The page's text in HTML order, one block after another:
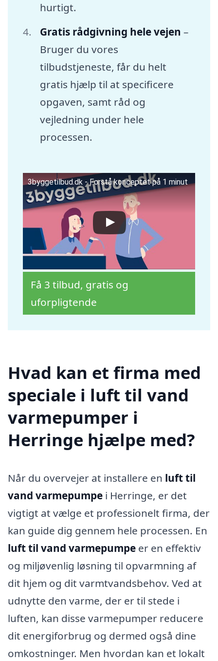
hurtigt.
Gratis rådgivning hele vejen –
Bruger du vores
tilbudstjeneste, får du helt
gratis hjælp til at specificere
opgaven, samt råd og
vejledning under hele
processen.
3byggetilbud.dk - Forstå konceptet på 1 minut
Få 3 tilbud, gratis og
uforpligtende
Hvad kan et firma med
speciale i luft til vand
varmepumper i
Herringe hjælpe med?
Når du overvejer at installere en luft til
vand varmepumpe i Herringe, er det
vigtigt at vælge et professionelt firma, der
kan guide dig gennem hele processen. En
luft til vand varmepumpe er en effektiv
og miljøvenlig løsning til opvarmning af
dit hjem og dit varmtvandsbehov. Ved at
udnytte den varme, der er til stede i
luften, kan disse varmepumper reducere
dit energiforbrug og dermed også dine
omkostninger. Men hvordan kan et lokalt